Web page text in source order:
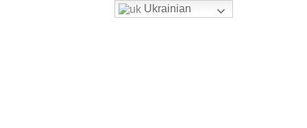
Ukrainian